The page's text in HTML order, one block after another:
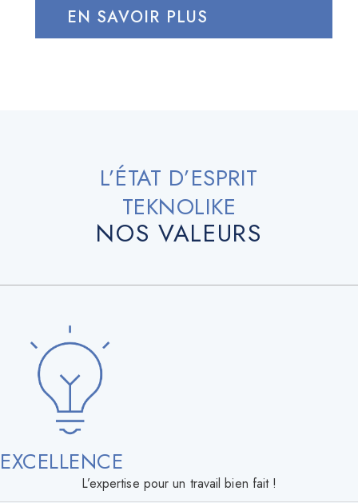
EN SAVOIR PLUS
L’ÉTAT D’ESPRIT
TEKNOLIKE
NOS VALEURS
EXCELLENCE
L’expertise pour un travail bien fait !